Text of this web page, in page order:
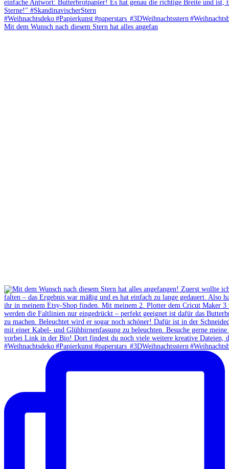
Mit dem Wunsch nach diesem Stern hat alles angefan